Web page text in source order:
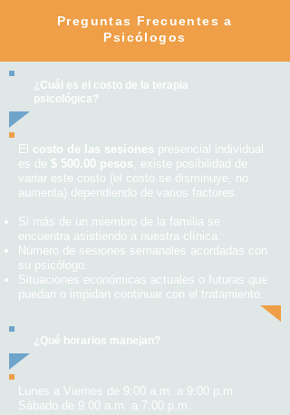
Preguntas Frecuentes a
Psicólogos
¿Cuál es el costo de la terapia
psicológica?
El costo de las sesiones presencial individual
es de $ 500.00 pesos, existe posibilidad de
variar este costo (el costo se disminuye, no
aumenta) dependiendo de varios factores.
Si más de un miembro de la familia se
encuentra asistiendo a nuestra clínica.
Número de sesiones semanales acordadas con
su psicólogo.
Situaciones económicas actuales o futuras que
puedan o impidan continuar con el tratamiento.
¿Qué horarios manejan?
Lunes a Viernes de 9:00 a.m. a 9:00 p.m.
Sábado de 9:00 a.m. a 7:00 p.m.